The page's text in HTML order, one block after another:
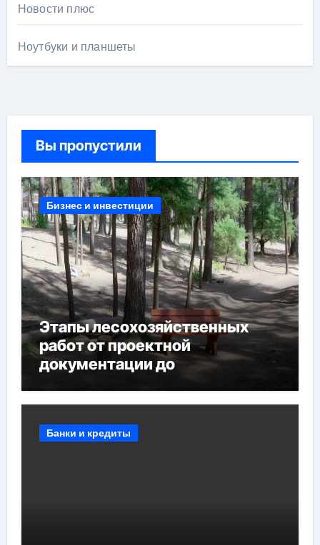
Новости плюс
Ноутбуки и планшеты
Вы пропустили
Бизнес и инвестиции
Этапы лесохозяйственных
работ от проектной
документации до
мероприятий и обустройства
Банки и кредиты